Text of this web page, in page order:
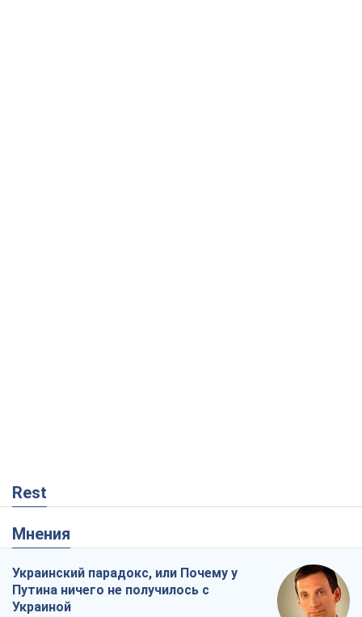
Rest
Мнения
Украинский парадокс, или Почему у
Путина ничего не получилось с
Украиной